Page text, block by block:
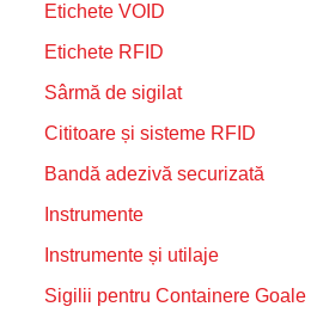
Etichete VOID
Etichete RFID
Sârmă de sigilat
Cititoare și sisteme RFID
Bandă adezivă securizată
Instrumente
Instrumente și utilaje
Sigilii pentru Containere Goale